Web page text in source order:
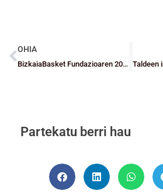
OHIA
BizkaiaBasket Fundazioaren 2014ko Udako Kanpusa amaitu da inoiz baino parte hartzaile gehiagorekin
Partekatu berri hau